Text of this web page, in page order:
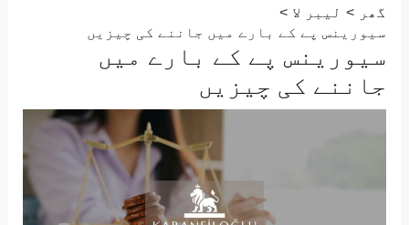
گھر
لیبر لا
سیورینس پے کے بارے میں جاننے کی چیزیں
سیورینس پے کے بارے میں
جاننے کی چیزیں